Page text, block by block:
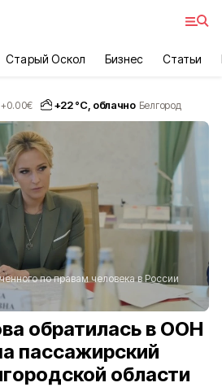
Старый Оскол Бизнес Статьи
+0.00€ +22°С, облачно Белгород
по правам человека в России
обратилась в ООН
пассажирский
области